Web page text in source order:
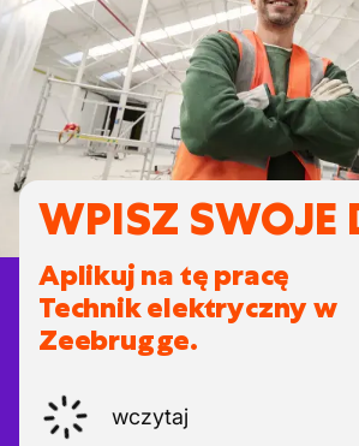
WPISZ SWOJE
Aplikuj na tę pracę
Technik elektryczny w
Zeebrugge.
wczytaj